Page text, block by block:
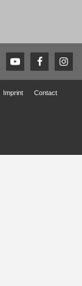
Imprint Contact